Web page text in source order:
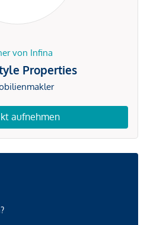
von Infina
Properties
aufnehmen